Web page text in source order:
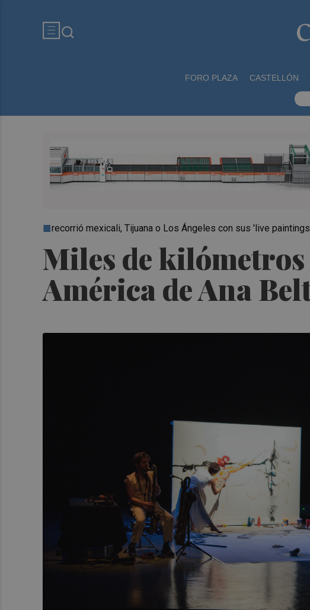
FORO PLAZA CASTELLÓN
Miles de
América de Ana
recorrió mexicali, Tijuana o Los Ángeles con sus 'live